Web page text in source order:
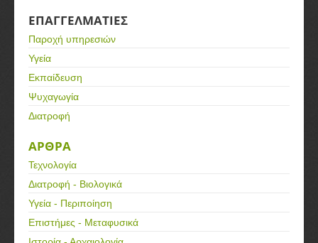
ΕΠΑΓΓΕΛΜΑΤΙΕΣ
Παροχή υπηρεσιών
Υγεία
Εκπαίδευση
Ψυχαγωγία
Διατροφή
ΑΡΘΡΑ
Τεχνολογία
Διατροφή - Βιολογικά
Υγεία - Περιποίηση
Επιστήμες - Μεταφυσικά